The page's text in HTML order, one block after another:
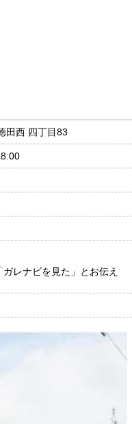
田西 四丁目83
レナビを見た」とお伝え